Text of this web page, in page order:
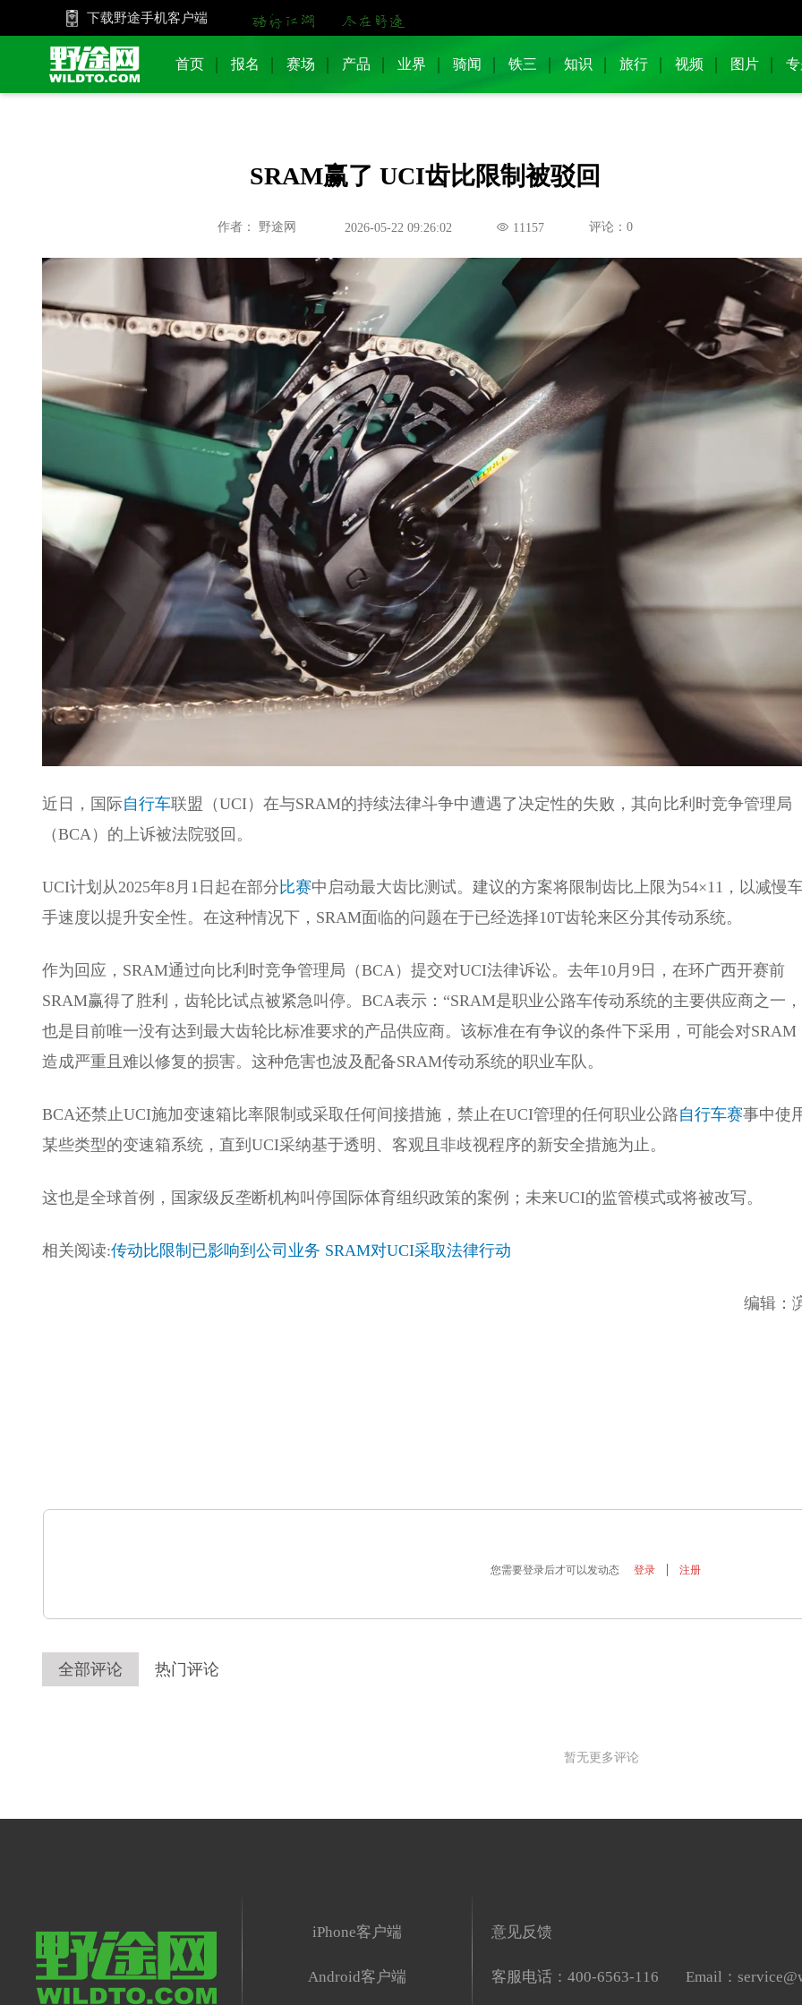
下载野途手机客户端
首页 报名 赛场 产品 业界 骑闻 铁三 知识 旅行 视频 图片
SRAM赢了 UCI齿比限制被驳回
作者： 野途网 2026-05-22 09:26:02 11157 评论：0
近日，国际自行车联盟（UCI）在与SRAM的持续法律斗争中遭遇了决定性的失败，其向比利时竞争管理局
（BCA）的上诉被法院驳回。
UCI计划从2025年8月1日起在部分 比赛中启动最大齿比测试。建议的方案将限制齿比上限为54×11，以减慢
手速度以提升安全性。在这种情况下，SRAM面临的问题在于已经选择10T齿轮来区分其传动系统。
作为回应，SRAM通过向比利时竞争管理局（BCA）提交对UCI法律诉讼。去年10月9日，在环广西开赛前
SRAM赢得了胜利，齿轮比试点被紧急叫停。BCA表示：“SRAM是职业公路车传动系统的主要供应商之一，
也是目前唯一没有达到最大齿轮比标准要求的产品供应商。该标准在有争议的条件下采用，可能会对SRAM
造成严重且难以修复的损害。这种危害也波及配备SRAM传动系统的职业车队。
BCA还禁止UCI施加变速箱比率限制或采取任何间接措施，禁止在UCI管理的任何职业公路自行车赛事中使
某些类型的变速箱系统，直到UCI采纳基于透明、客观且非歧视程序的新安全措施为止。
这也是全球首例，国家级反垄断机构叫停国际体育组织政策的案例；未来UCI的监管模式或将被改写。
相关阅读:传动比限制已影响到公司业务 SRAM对UCI采取法律行动
编辑：
您需要登录后才可以发动态 登录 注册
全部评论 热门评论
暂无更多评论
iPhone客户端
Android客户端
意见反馈
客服电话：400-6563-116 Email：